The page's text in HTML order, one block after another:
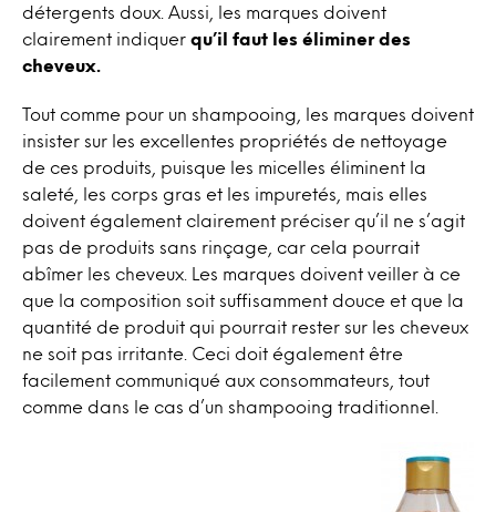
détergents doux. Aussi, les marques doivent
clairement indiquer qu’il faut les éliminer des
cheveux.
Tout comme pour un shampooing, les marques doivent
insister sur les excellentes propriétés de nettoyage
de ces produits, puisque les micelles éliminent la
saleté, les corps gras et les impuretés, mais elles
doivent également clairement préciser qu’il ne s’agit
pas de produits sans rinçage, car cela pourrait
abîmer les cheveux. Les marques doivent veiller à ce
que la composition soit suffisamment douce et que la
quantité de produit qui pourrait rester sur les cheveux
ne soit pas irritante. Ceci doit également être
facilement communiqué aux consommateurs, tout
comme dans le cas d’un shampooing traditionnel.